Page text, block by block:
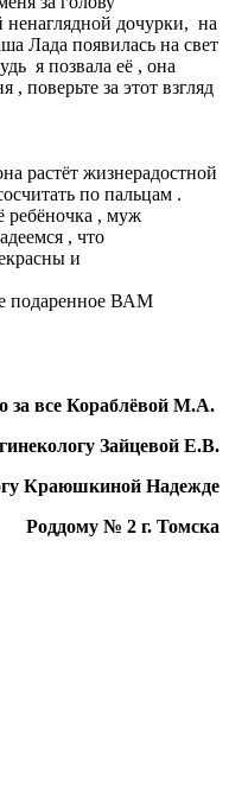
дочурки, на
Лада появилась на свет
я позвала её , она
, поверьте за этот взгляд
растёт жизнерадостной
по пальцам .
ребёночка , муж
, что
и
подаренное ВАМ
за все Кораблёвой М.А.
Зайцевой Е.В.
Краюшкиной Надежде
Роддому № 2 г. Томска